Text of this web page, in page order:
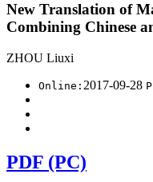
New Translation of
Combining Chinese
ZHOU Liuxi
Online: 2017-09-28
PDF (PC)